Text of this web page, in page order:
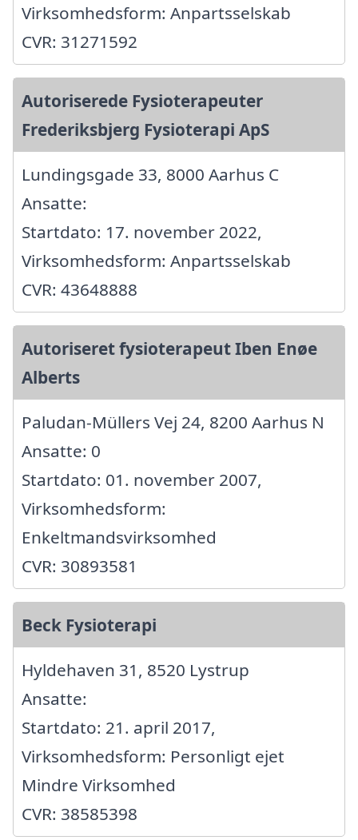
Virksomhedsform: Anpartsselskab
CVR: 31271592
Autoriserede Fysioterapeuter
Frederiksbjerg Fysioterapi ApS
Lundingsgade 33, 8000 Aarhus C
Ansatte:
Startdato: 17. november 2022,
Virksomhedsform: Anpartsselskab
CVR: 43648888
Autoriseret fysioterapeut Iben Enøe
Alberts
Paludan-Müllers Vej 24, 8200 Aarhus N
Ansatte: 0
Startdato: 01. november 2007,
Virksomhedsform:
Enkeltmandsvirksomhed
CVR: 30893581
Beck Fysioterapi
Hyldehaven 31, 8520 Lystrup
Ansatte:
Startdato: 21. april 2017,
Virksomhedsform: Personligt ejet
Mindre Virksomhed
CVR: 38585398